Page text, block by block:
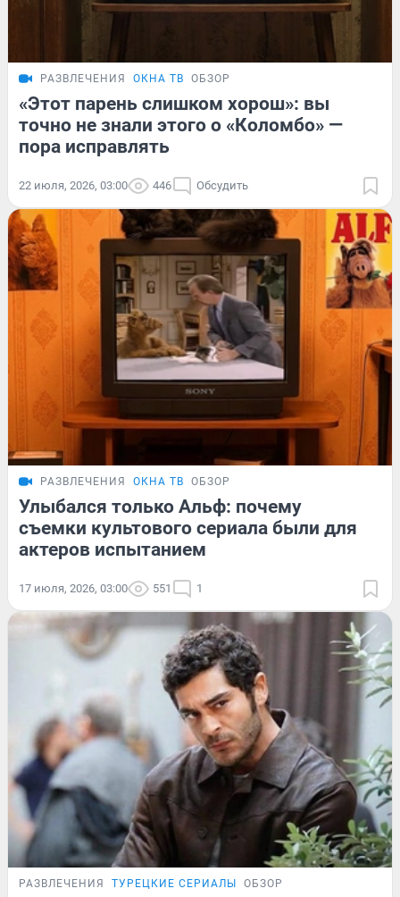
РАЗВЛЕЧЕНИЯ ОКНА ТВ ОБЗОР
«Этот парень слишком хорош»: вы
точно не знали этого о «Коломбо» —
пора исправлять
22 июля, 2026, 03:00 446 Обсудить
РАЗВЛЕЧЕНИЯ ОКНА ТВ ОБЗОР
Улыбался только Альф: почему
съемки культового сериала были для
актеров испытанием
17 июля, 2026, 03:00 551 1
РАЗВЛЕЧЕНИЯ ТУРЕЦКИЕ СЕРИАЛЫ ОБЗОР